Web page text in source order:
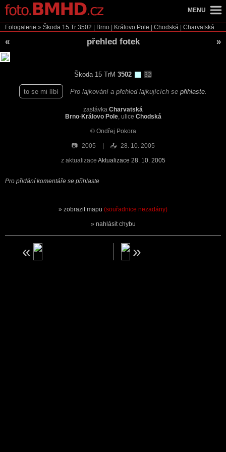
Fotogalerie » Škoda 15 Tr 3502 Brno Královo Pole Chodská Charvatská
« přehled fotek »
Škoda 15 TrM 3502 32
to se mi líbí Pro lajkování a přehled lajkujících se přihlaste
zastávka Charvatská
Brno-Královo Pole, ulice Chodská
© Ondřej Pokora
📷 2005 📤 28. 10. 2005
z aktualizace Aktualizace 28. 10. 2005
Pro přidání komentáře se přihlaste
zobrazit mapu (souřadnice nezadány)
nahlásit chybu
MENU